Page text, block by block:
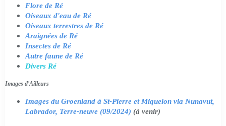
Flore de Ré
Oiseaux d'eau de Ré
Oiseaux terrestres de Ré
Araignées de Ré
Insectes de Ré
Autre faune de Ré
Divers Ré
Images d'Ailleurs
Images du Groenland à St-Pierre et Miquelon via Nunavut,
Labrador, Terre-neuve (09/2024) (à venir)